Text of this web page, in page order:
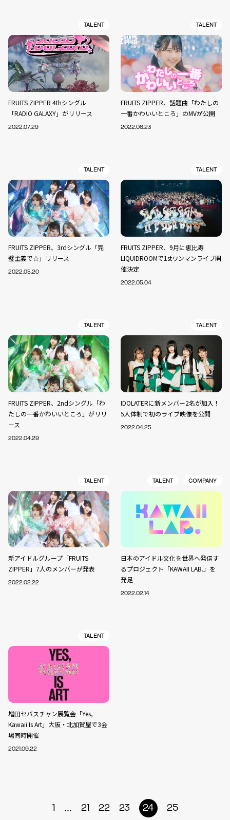
TALENT
FRUITS ZIPPER 4thシングル
「RADIO GALAXY」がリリース
2022.07.29
TALENT
FRUITS ZIPPER、話題曲「わたしの
一番かわいいところ」のMVが公開
2022.06.23
TALENT
FRUITS ZIPPER、3rdシングル「完
璧主義で☆」リリース
2022.05.20
TALENT
FRUITS ZIPPER、9月に恵比寿
LIQUIDROOMで1stワンマンライブ開
催決定
2022.05.04
TALENT
FRUITS ZIPPER、2ndシングル「わ
たしの一番かわいいところ」がリリ
ース
2022.04.29
TALENT
IDOLATERに新メンバー2名が加入！
5人体制で初のライブ映像を公開
2022.04.25
TALENT
新アイドルグループ「FRUITS
ZIPPER」7人のメンバーが発表
2022.02.22
TALENT COMPANY
日本のアイドル文化を世界へ発信す
るプロジェクト「KAWAII LAB.」を
発足
2022.02.14
TALENT
増田セバスチャン展覧会「Yes,
Kawaii Is Art」大阪・北加賀屋で3会
場同時開催
2021.09.22
1 ... 21 22 23 24 25